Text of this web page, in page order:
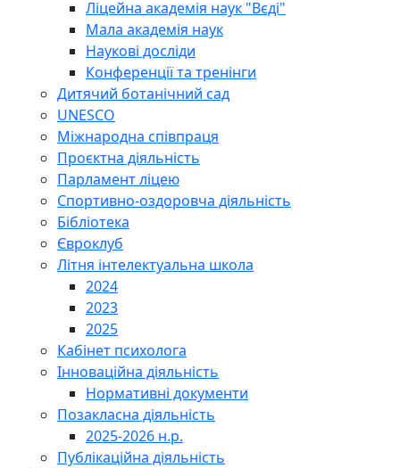
Ліцейна академія наук "Вєді"
Мала академія наук
Наукові досліди
Конференції та тренінги
Дитячий ботанічний сад
UNESCO
Міжнародна співпраця
Проєктна діяльність
Парламент ліцею
Спортивно-оздоровча діяльність
Бібліотека
Євроклуб
Літня інтелектуальна школа
2024
2023
2025
Кабінет психолога
Інноваційна діяльність
Нормативні документи
Позакласна діяльність
2025-2026 н.р.
Публікаційна діяльність